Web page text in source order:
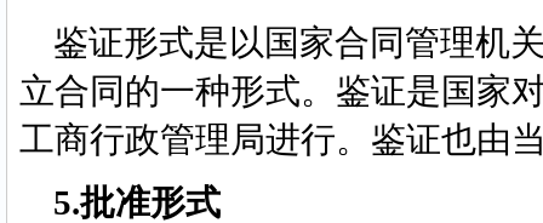
鉴证形式是以国家合同管理机
立合同的一种形式。鉴证是国家
工商行政管理局进行。鉴证也由
5.批准形式